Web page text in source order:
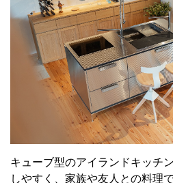
キューブ型のアイランドキッチ
しやすく、家族や友人との料理